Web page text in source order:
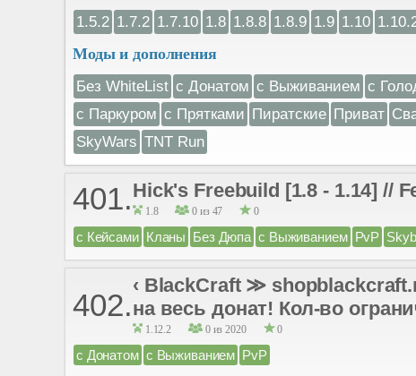
1.5.2 1.7.2 1.7.10 1.8 1.8.8 1.8.9 1.9 1.10
Моды и дополнения
Без WhiteList с Донатом с Выживанием с
с Паркуром с Прятками Пиратские Приват
SkyWars TNT Run
401.Hick's Freebuild [1.8 - 1.14] //
1.8 0 из 47 0
с Кейсами Кланы Без Дюпа с Выживанием PvP
402.
‹ BlackCraft ≫
на весь донат! Кол-во
1.12.2 0 из 2020 0
с Донатом с Выживанием PvP